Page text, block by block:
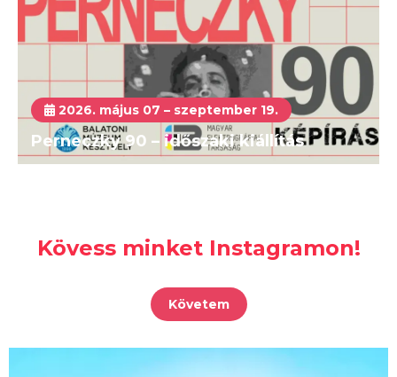
2026. május 07 – szeptember 19.
Perneczky 90 – időszaki kiállítás
Kövess minket Instagramon!
Követem